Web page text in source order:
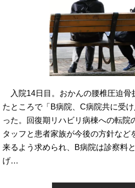
入院14日目。おかんの腰椎圧迫骨
たところで「B病院、C病院共に受
った。回復期リハビリ病棟への転院
タッフと患者家族が今後の方針など
来るよう求められ、B病院は診察料
げ…